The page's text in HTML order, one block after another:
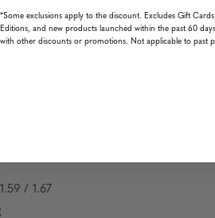
und Tönung
Licht und 100% UV-Licht
auf Vorder- und Rückseite der
Schutz vor Kratzern
/ 1.67
*Some exclusions apply to the discount. Excludes Gift
Editions, and new products launched within the past 60
with other discounts or promotions. Not applicable to past